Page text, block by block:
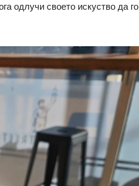
одлучи своето искуство да го